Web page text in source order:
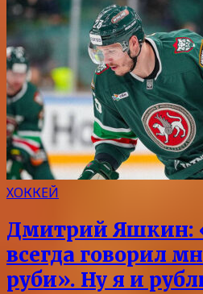
ХОККЕЙ
Дмитрий Яшкин:
всегда говорил
руби». Ну я и